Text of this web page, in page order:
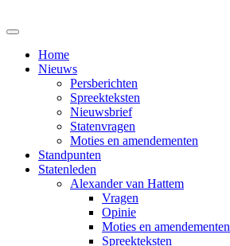
Home
Nieuws
Persberichten
Spreekteksten
Nieuwsbrief
Statenvragen
Moties en amendementen
Standpunten
Statenleden
Alexander van Hattem
Vragen
Opinie
Moties en amendementen
Spreekteksten